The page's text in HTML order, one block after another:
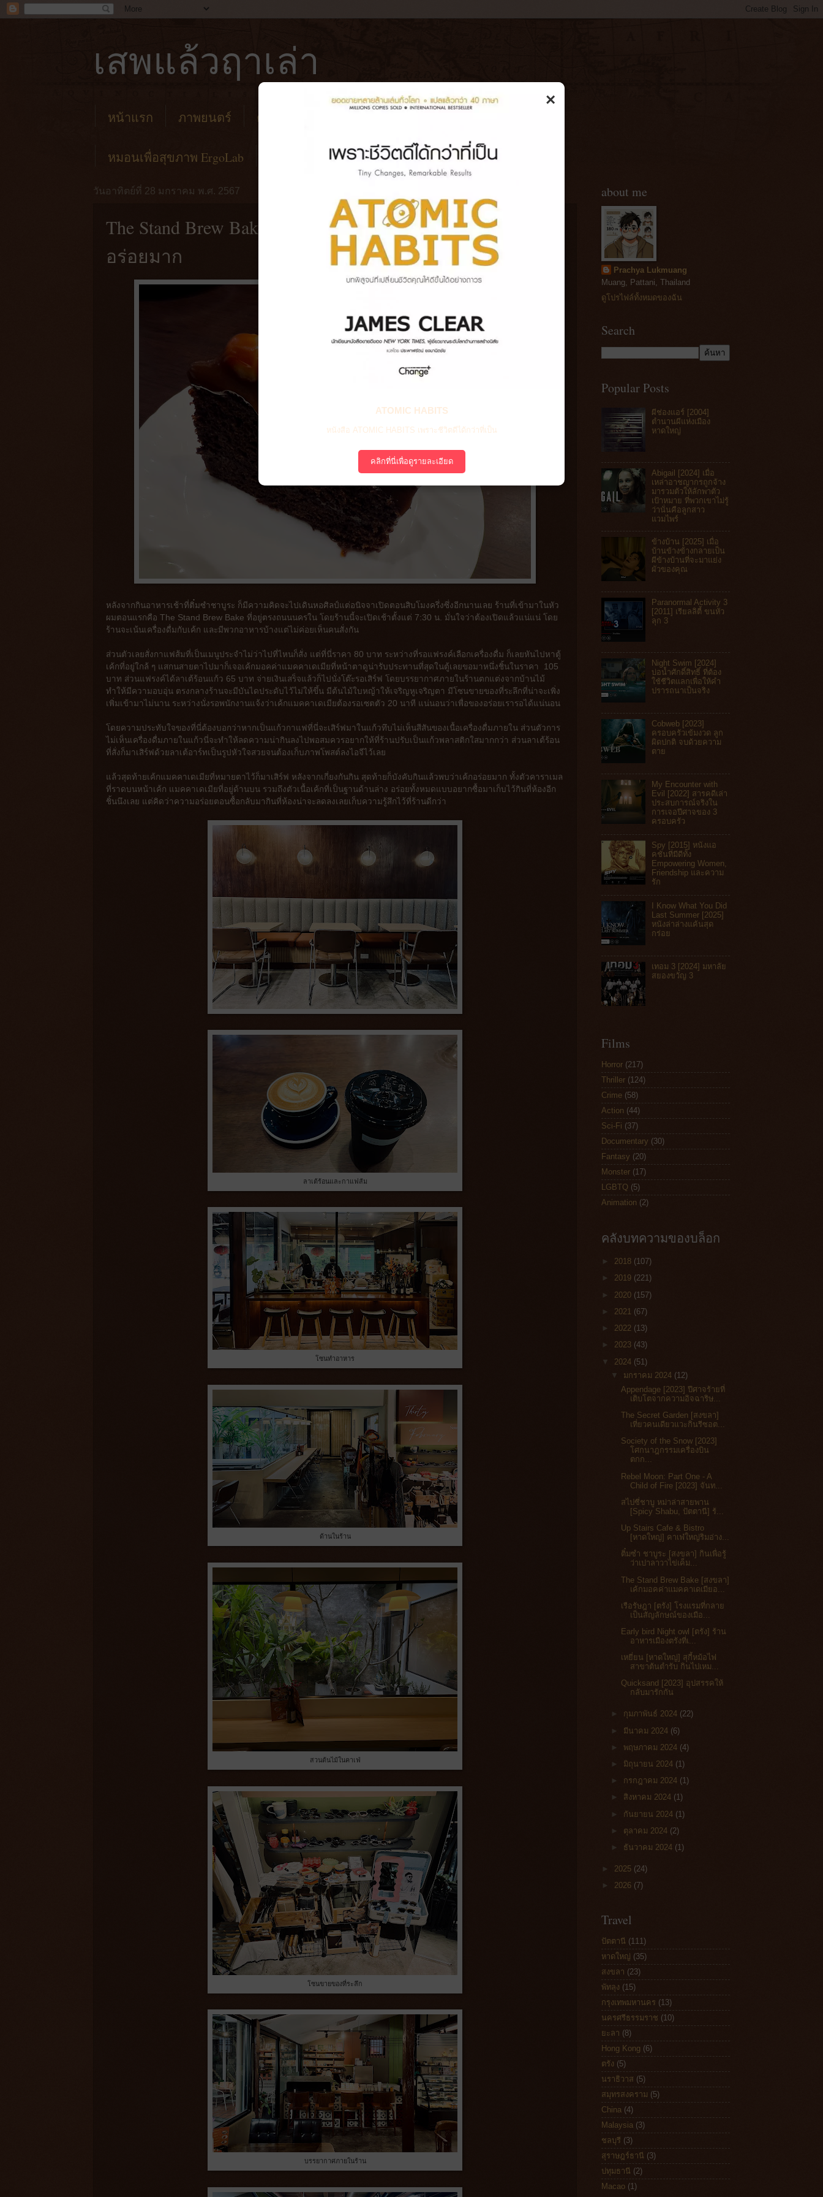
เสพแล้วฤาเล่า
หน้าแรก ภาพยนตร์ คาเฟ่
หมอนเพื่อสุขภาพ ErgoLab
วันอาทิตย์ที่ 28 มกราคม พ.ศ. 2567
The Stand Brew Bake [สงขลา] เค้กมอคค่าแมคคาเดเมีย
อร่อยมาก
หลังจากกินอาหารเช้าที่ติ๋มซำชาบูระ ก็มีความคิดจะไปเดินหอศิลป์แต่อนิจจาเปิดตอนสิบโมงครึ่งซึ่งอีกนานเลย ร้านที่เข้ามาในหัว
ผมตอนแรกคือ The Stand Brew Bake ที่อยู่ตรงถนนนครใน โดยร้านนี้จะเปิดเช้าตั้งแต่ 7:30 น. มั่นใจว่าต้องเปิดแล้วแน่แน่ โดย
ร้านจะเน้นเครื่องดื่มกับเค้ก และมีพวกอาหารบ้างแต่ไม่ค่อยเห็นคนสั่งกัน
ส่วนตัวเลยสั่งกาแฟส้มที่เป็นเมนูประจำไม่ว่าไปที่ไหนก็สั่ง แต่ที่นี่ราคา 80 บาท ระหว่างที่รอแฟรงค์เลือกเครื่องดื่ม ก็เลยหันไปหาตู้
เค้กที่อยู่ใกล้ ๆ แสกนสายตาไปมาก็เจอเค้กมอคค่าแมคคาเดเมียที่หน้าตาดูน่ารับประทานที่สุดในตู้เลยขอมาหนึ่งชิ้นในราคา 105
บาท ส่วนแฟรงค์ได้ลาเต้ร้อนแก้ว 65 บาท จ่ายเงินเสร็จแล้วก็ไปนั่งโต๊ะรอเสิร์ฟ โดยบรรยากาศภายในร้านตกแต่งจากบ้านไม้
ทำให้มีความอบอุ่น ตรงกลางร้านจะมีบันไดประดับไว้ไม่ให้ขึ้น มีต้นไม้ใบหญ้าให้เจริญหูเจริญตา มีโซนขายของที่ระลึกที่น่าจะเพิ่ง
เพิ่มเข้ามาไม่นาน ระหว่างนั่งรอพนักงานแจ้งว่าเค้กแมคคาเดเมียต้องรอเซตตัว 20 นาที แน่นอนว่าเพื่อของอร่อยเรารอได้แน่นอน
โดยความประทับใจของที่นี่ต้องบอกว่าหากเป็นแก้วกาแฟที่นี่จะเสิร์ฟมาในแก้วทึบไม่เห็นสีสันของเนื้อเครื่องดื่มภายใน ส่วนตัวการ
ไม่เห็นเครื่องดื่มภายในแก้วนี่จะทำให้ลดความน่ากินลงไปพอสมควรอยากให้ที่ร้านปรับเป็นแก้วพลาสติกใสมากกว่า ส่วนลาเต้ร้อน
ที่สั่งก็มาเสิร์ฟด้วยลาเต้อาร์ทเป็นรูปหัวใจสวยจนต้องเก็บภาพโพสต์ลงไอจีไว้เลย
แล้วสุดท้ายเค้กแมคคาเดเมียที่หมายตาไว้ก็มาเสิร์ฟ หลังจากเกี่ยงกันกิน สุดท้ายก็บังคับกินแล้วพบว่าเค้กอร่อยมาก ทั้งตัวคาราเมล
ที่ราดบนหน้าเค้ก แมคคาเดเมียที่อยู่ด้านบน รวมถึงตัวเนื้อเค้กที่เป็นฐานด้านล่าง อร่อยทั้งหมดแบบอยากซื้อมาเก็บไว้กินที่ห้องอีก
ชิ้นนึงเลย แต่คิดว่าความอร่อยตอนซื้อกลับมากินที่ห้องน่าจะลดลงเลยเก็บความรู้สึกไว้ที่ร้านดีกว่า
ลาเต้ร้อนและกาแฟส้ม
โซนทำอาหาร
ด้านในร้าน
สวนต้นไม้ในคาเฟ่
โซนขายของที่ระลึก
บรรยากาศภายในร้าน
about me
Prachya Lukmuang
Muang, Pattani, Thailand
ดูโปรไฟล์ทั้งหมดของฉัน
Search
Popular Posts
ผีช่องแอร์ [2004]
ตำนานผีแห่งเมือง
หาดใหญ่
Abigail [2024] เมื่อ
เหล่าอาชญากรถูกจ้าง
มารวมตัวให้ลักพาตัว
เป้าหมาย ที่พวกเขาไม่รู้
ว่านั่นคือลูกสาว
แวมไพร์
ข้างบ้าน [2025] เมื่อ
บ้านข้างข้างกลายเป็น
ผีข้างบ้านที่จะมาแย่ง
ผัวของคุณ
Paranormal Activity 3
[2011] เรียลลิตี้ ขนหัว
ลุก 3
Night Swim [2024]
บ่อน้ำศักดิ์สิทธิ์ ที่ต้อง
ใช้ชีวิตแลกเพื่อให้คำ
ปรารถนาเป็นจริง
Cobweb [2023]
ครอบครัวเข้มงวด ลูก
ผิดปกติ จบด้วยความ
ตาย
My Encounter with
Evil [2022] สารคดีเล่า
ประสบการณ์จริงใน
การเจอปีศาจของ 3
ครอบครัว
Spy [2015] หนังแอ
คชันที่มีดีทั้ง
Empowering Women,
Friendship และความ
รัก
I Know What You Did
Last Summer [2025]
หนังล่าล่างแค้นสุด
กร่อย
เทอม 3 [2024] มหาลัย
สยองขวัญ 3
Films
Horror (217)
Thriller (124)
Crime (58)
Action (44)
Sci-Fi (37)
Documentary (30)
Fantasy (20)
Monster (17)
LGBTQ (5)
Animation (2)
คลังบทความของบล็อก
► 2018 (107)
► 2019 (221)
► 2020 (157)
► 2021 (67)
► 2022 (13)
► 2023 (43)
▼ 2024 (51)
▼ มกราคม 2024 (12)
Appendage [2023] ปีศาจร้ายที่
เติบโตจากความอิจฉาริษ...
The Secret Garden [สงขลา]
เที่ยวคนเดียวแวะกินรีซอต...
Society of the Snow [2023]
โศกนาฎกรรมเครื่องบิน
ตกก...
Rebel Moon: Part One - A
Child of Fire [2023] จันท...
สไปซี่ชาบู หม่าล่าสายพาน
[Spicy Shabu, ปัตตานี] ร้...
Up Stairs Cafe & Bistro
[หาดใหญ่] คาเฟ่ใหญ่ริมอ่าง...
ติ๋มซำ ชาบูระ [สงขลา] กินเพื่อรู้
ว่าเปาลาวาไข่เค็ม...
The Stand Brew Bake [สงขลา]
เค้กมอคค่าแมคคาเดเมียอ...
เรือรัษฎา [ตรัง] โรงแรมที่กลาย
เป็นสัญลักษณ์ของเมือ...
Early bird Night owl [ตรัง] ร้าน
อาหารเมืองตรังที่เ...
เหยี่ยน [หาดใหญ่] สุกี้หม้อไฟ
สาขาต้นตำรับ กินไปเหม...
Quicksand [2023] อุปสรรคให้
กลับมารักกัน
► กุมภาพันธ์ 2024 (22)
► มีนาคม 2024 (6)
►พฤษภาคม 2024 (4)
► มิถุนายน 2024 (1)
► กรกฎาคม 2024 (1)
► สิงหาคม 2024 (1)
► กันยายน 2024 (1)
► ตุลาคม 2024 (2)
► ธันวาคม 2024 (1)
► 2025 (24)
► 2026 (7)
Travel
ปัตตานี (111)
หาดใหญ่ (35)
สงขลา (23)
พัทลุง (15)
กรุงเทพมหานคร (13)
นครศรีธรรมราช (10)
ยะลา (8)
Hong Kong (6)
ตรัง (5)
นราธิวาส (5)
สมุทรสงคราม (5)
China (4)
Malaysia (3)
ชลบุรี (3)
สุราษฎร์ธานี (3)
ปทุมธานี (2)
Macao (1)
×
ATOMIC HABITS
หนังสือ ATOMIC HABITS เพราะชีวิตดีได้กว่าที่เป็น
คลิกที่นี่เพื่อดูรายละเอียด